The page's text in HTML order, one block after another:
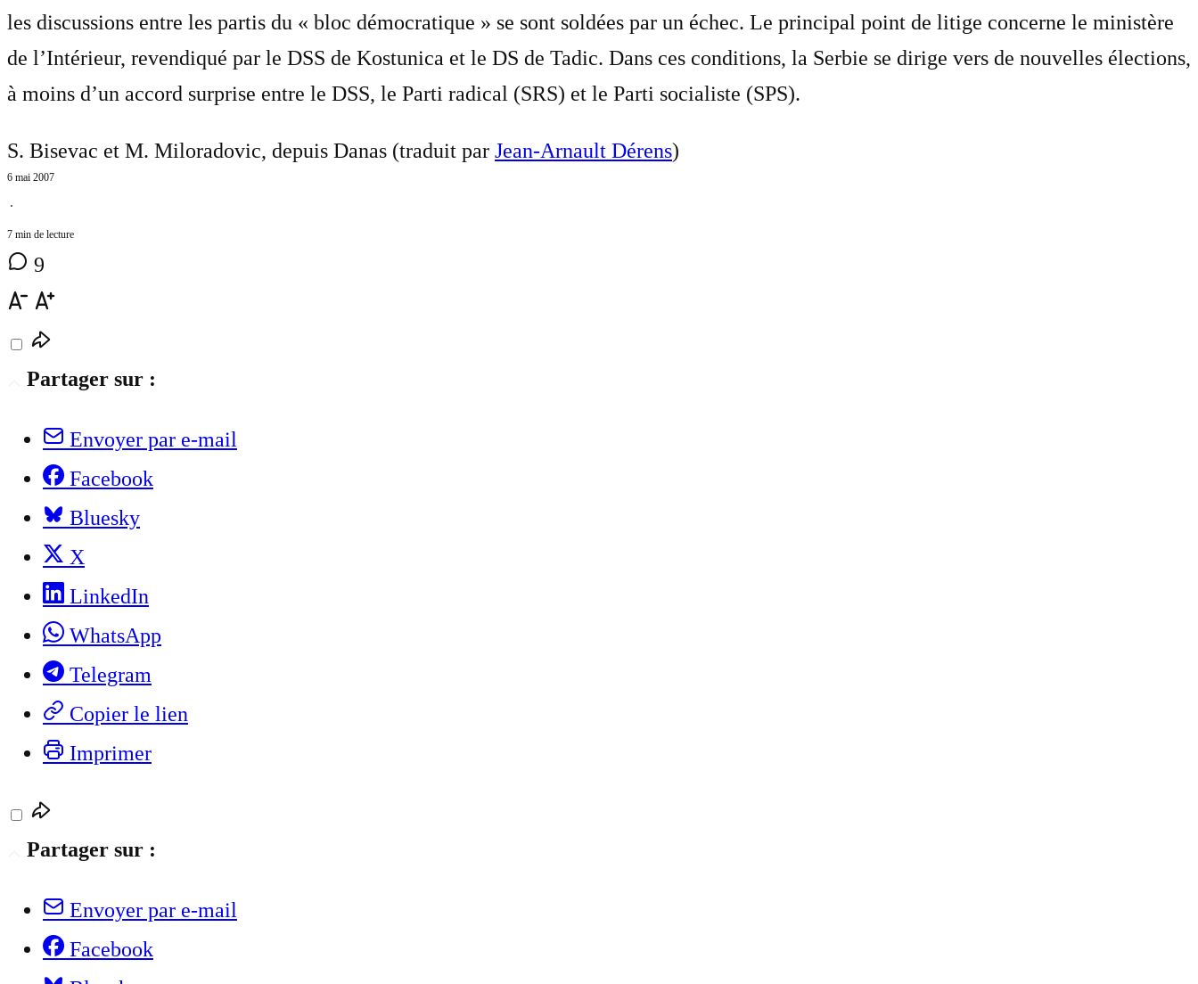
les discussions entre les partis du « bloc démocratique » se sont soldées par un échec. Le principal point de litige concerne le ministère
de l’Intérieur, revendiqué par le DSS de Kostunica et le DS de Tadic. Dans ces conditions, la Serbie se dirige vers de nouvelles élections,
à moins d’un accord surprise entre le DSS, le Parti radical (SRS) et le Parti socialiste (SPS).
S. Bisevac et M. Miloradovic, depuis Danas (traduit par Jean-Arnault Dérens)
6 mai 2007
⋅
7 min de lecture
9
Partager sur :
Envoyer par e-mail
Facebook
Bluesky
X
LinkedIn
WhatsApp
Telegram
Copier le lien
Imprimer
Partager sur :
Envoyer par e-mail
Facebook